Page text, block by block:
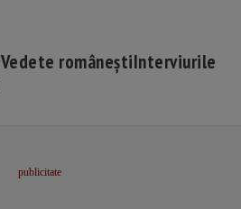
Vedete româneștiInterviurile